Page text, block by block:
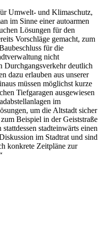
Umwelt- und Klimaschutz,
im Sinne einer autoarmen
Lösungen für den
Vorschläge gemacht, zum
für die
nicht
Durchgangsverkehr deutlich
dazu erlauben aus unserer
müssen möglichst kurze
Tiefgaragen ausgewiesen
im
um die Altstadt sicher
Beispiel in der Geiststraße
stadteinwärts einen
im Stadtrat und sind
konkrete Zeitpläne zur